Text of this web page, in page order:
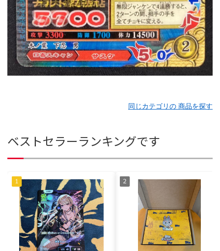
同じカテゴリの 商品を探す
ベストセラーランキングです